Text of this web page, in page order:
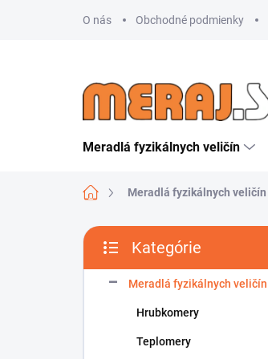
O nás Obchodné podmienky
Meradlá fyzikálnych veličín
DomovMeradlá fyzikálnych veličín
B
č
kategórie
Kategórie
Meradlá fyzikálnych veličín
Hrubkomery
Teplomery